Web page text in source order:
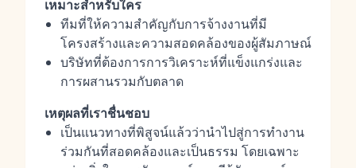
เหมาะสำหรับใคร
ทีมที่ให้ความสำคัญกับการจ้างงานที่มี
โครงสร้างและความสอดคล้องของผู้สัมภาษณ์
บริษัทที่ต้องการการวิเคราะห์ที่แข็งแกร่งและ
การผสานรวมกับตลาด
เหตุผลที่เราชื่นชอบ
เป็นแนวทางที่พิสูจน์แล้วว่านำไปสู่การทำงาน
ร่วมกันที่สอดคล้องและเป็นธรรม โดยเฉพาะ